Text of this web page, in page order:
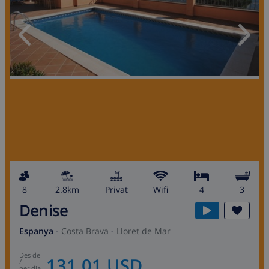
8 2.8km Privat wifi 4 3
Denise
Espanya - Costa Brava - Lloret de Mar
des de
/